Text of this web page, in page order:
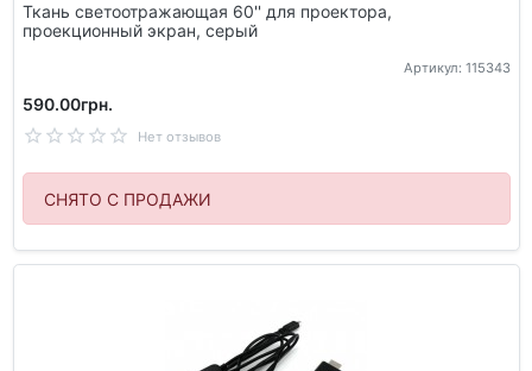
Ткань светоотражающая 60'' для проектора,
проекционный экран, серый
Артикул: 115343
590.00грн.
Нет отзывов
СНЯТО С ПРОДАЖИ